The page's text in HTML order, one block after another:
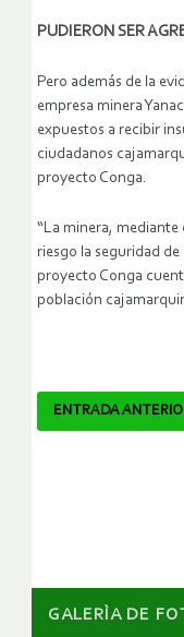
PUDIERON SER
Pero además de la
empresa minera
expuestos a recibir
ciudadanos
proyecto Conga.
“La minera,
riesgo la seguridad
proyecto Conga
población
ENTRADA
GALERÌA DE